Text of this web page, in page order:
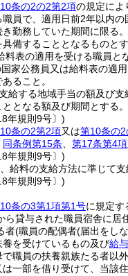
条の2の2第2項の規定によ
員で、適用日前2年以内
勤務していた期間に限る。
備することとなるものとす
料表の適用を受ける職員と
家公務員又は給料表の適
ること。
給する地域手当の額及び支
となる額及び期間とする。
年規則9号〕)
条の2第2項又は第10条の2
同条例第15条 第17条第4項
年規則9号〕)
給料の支給方法に準じて支
年規則9号〕)
条の3第1項第1号に規定す
ら貸与された職員宿舎に居
者(職員の配偶者(届出をし
を受けているもの及び給
職員の扶養親族たる者以
一部を借り受けて、当該